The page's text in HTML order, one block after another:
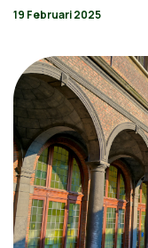
19 Februari 2025